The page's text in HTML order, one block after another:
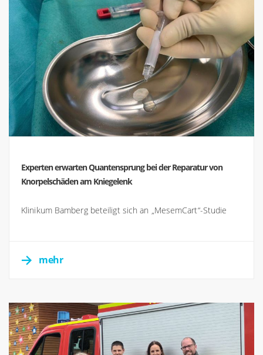
Experten erwarten Quantensprung bei der Reparatur von
Knorpelschäden am Kniegelenk
Klinikum Bamberg beteiligt sich an „MesemCart“-Studie
mehr